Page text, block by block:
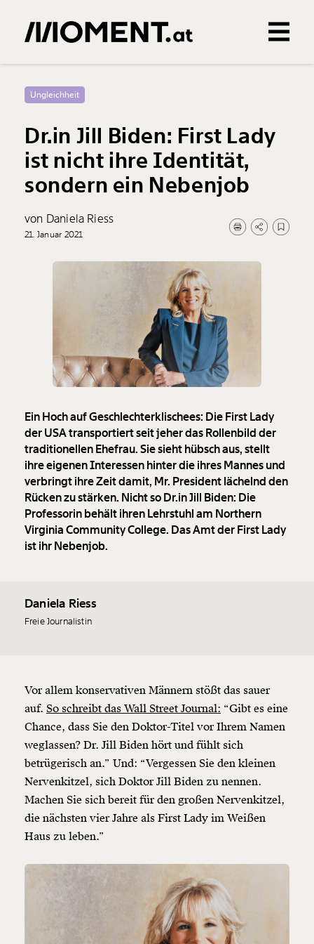
0Treffer
Ungleichheit
Dr.in Jill Biden: First Lady
ist nicht ihre Identität,
sondern ein Nebenjob
von Daniela Riess
21. Januar 2021
Ein Hoch auf Geschlechterklischees: Die First Lady
der USA transportiert seit jeher das Rollenbild der
traditionellen Ehefrau. Sie sieht hübsch aus, stellt
ihre eigenen Interessen hinter die ihres Mannes und
verbringt ihre Zeit damit, Mr. President lächelnd den
Rücken zu stärken. Nicht so Dr.in Jill Biden: Die
Professorin behält ihren Lehrstuhl am Northern
Virginia Community College. Das Amt der First Lady
ist ihr Nebenjob.
Daniela Riess
Freie Journalistin
Vor allem konservativen Männern stößt das sauer
auf. So schreibt das Wall Street Journal: “Gibt es eine
Chance, dass Sie den Doktor-Titel vor Ihrem Namen
weglassen? Dr. Jill Biden hört und fühlt sich
betrügerisch an.” Und: “Vergessen Sie den kleinen
Nervenkitzel, sich Doktor Jill Biden zu nennen.
Machen Sie sich bereit für den großen Nervenkitzel,
die nächsten vier Jahre als First Lady im Weißen
Haus zu leben.”